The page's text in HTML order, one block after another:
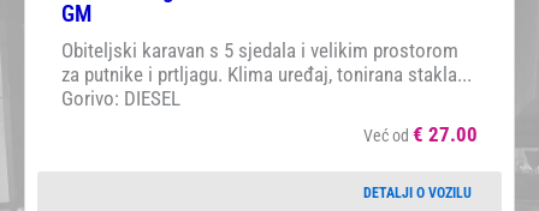
GM
Obiteljski karavan s 5 sjedala i velikim prostorom
za putnike i prtljagu. Klima uređaj, tonirana stakla...
Gorivo: DIESEL
Već od € 27.00
DETALJI O VOZILU